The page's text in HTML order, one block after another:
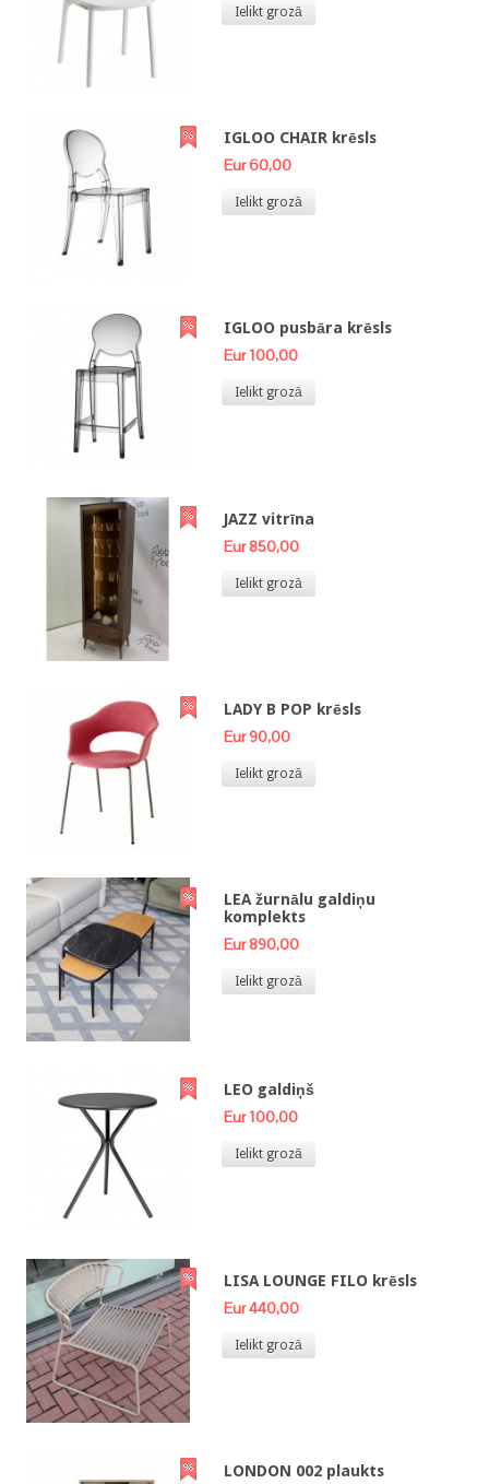
Ielikt grozā
IGLOO CHAIR krēsls
Eur 60,00
Ielikt grozā
IGLOO pusbāra krēsls
Eur 100,00
Ielikt grozā
JAZZ vitrīna
Eur 850,00
Ielikt grozā
LADY B POP krēsls
Eur 90,00
Ielikt grozā
LEA žurnālu galdiņu
komplekts
Eur 890,00
Ielikt grozā
LEO galdiņš
Eur 100,00
Ielikt grozā
LISA LOUNGE FILO krēsls
Eur 440,00
Ielikt grozā
LONDON 002 plaukts